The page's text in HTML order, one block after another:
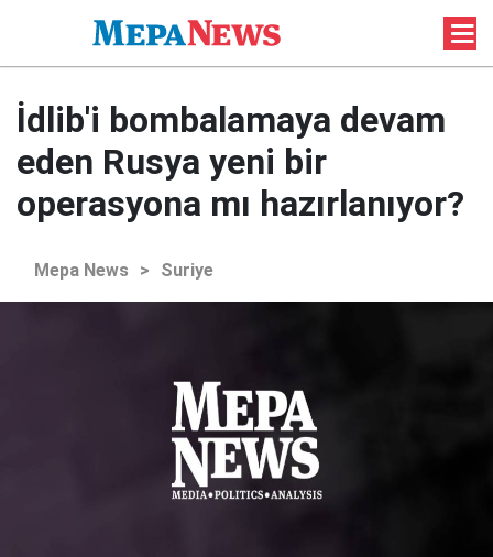
İdlib'i bombalamaya devam
eden Rusya yeni bir
operasyona mı hazırlanıyor?
Mepa News > Suriye